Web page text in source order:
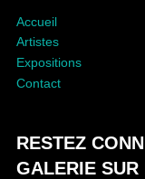
Accueil
Artistes
Expositions
Contact
RESTEZ
GALERIE SUR